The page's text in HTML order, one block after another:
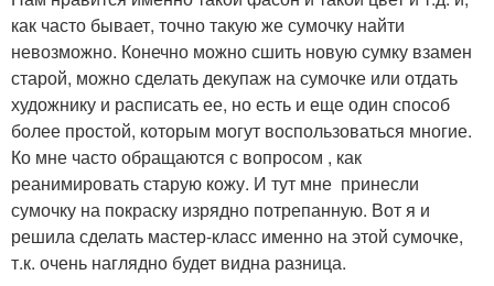
как часто бывает, точно такую же сумочку найти
невозможно. Конечно можно сшить новую сумку взамен
старой, можно сделать декупаж на сумочке или отдать
художнику и расписать ее, но есть и еще один способ
более простой, которым могут воспользоваться многие.
Ко мне часто обращаются с вопросом , как
реанимировать старую кожу. И тут мне принесли
сумочку на покраску изрядно потрепанную. Вот я и
решила сделать мастер-класс именно на этой сумочке,
т.к. очень наглядно будет видна разница.